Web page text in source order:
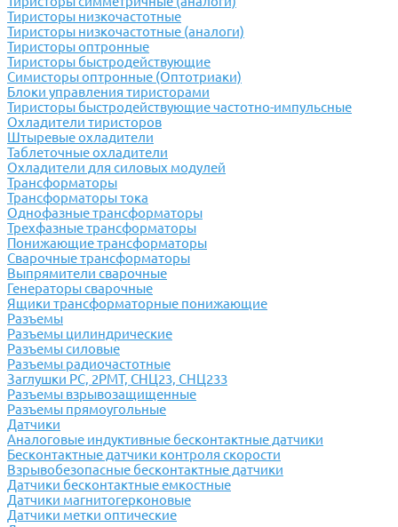
Тиристоры низкочастотные
Тиристоры низкочастотные (аналоги)
Тиристоры оптронные
Тиристоры быстродействующие
Симисторы оптронные (Оптотриаки)
Блоки управления тиристорами
Тиристоры быстродействующие частотно-импульсные
Охладители тиристоров
Штыревые охладители
Таблеточные охладители
Охладители для силовых модулей
Трансформаторы
Трансформаторы тока
Однофазные трансформаторы
Трехфазные трансформаторы
Понижающие трансформаторы
Сварочные трансформаторы
Выпрямители сварочные
Генераторы сварочные
Ящики трансформаторные понижающие
Разъемы
Разъемы цилиндрические
Разъемы силовые
Разъемы радиочастотные
Заглушки РС, 2РМТ, СНЦ23, СНЦ233
Разъемы взрывозащищенные
Разъемы прямоугольные
Датчики
Аналоговые индуктивные бесконтактные датчики
Бесконтактные датчики контроля скорости
Взрывобезопасные бесконтактные датчики
Датчики бесконтактные емкостные
Датчики магнитогерконовые
Датчики метки оптические